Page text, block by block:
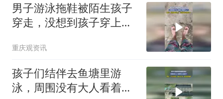
男子游泳拖鞋被陌生孩子
穿走，没想到孩子穿上直
你的拖鞋认主，已经开始
咬孩子了
重庆观资讯
孩子们结伴去鱼塘里游
泳，周围没有大人看着也